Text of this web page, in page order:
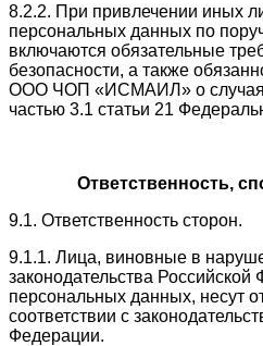
8.2.2. При привлечении иных
персональных данных по
включаются обязательные
безопасности, а также
ООО ЧОП «ИСМАИЛ» о
частью 3.1 статьи 21
Ответственность,
9.1. Ответственность сторон.
9.1.1. Лица, виновные в
законодательства Российской
персональных данных, несут
соответствии с
Федерации.